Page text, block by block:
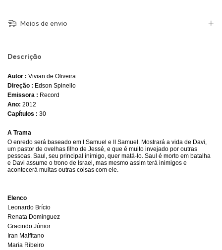
Meios de envio
Descrição
Autor : Vivian de Oliveira
Direção : Edson Spinello
Emissora : Record
Ano: 2012
Capítulos : 30
A Trama
O enredo será baseado em I Samuel e II Samuel. Mostrará a vida de Davi,
um pastor de ovelhas filho de Jessé, e que é muito invejado por outras
pessoas. Saul, seu principal inimigo, quer matá-lo. Saul é morto em batalha
e Davi assume o trono de Israel, mas mesmo assim terá inimigos e
acontecerá muitas outras coisas com ele.
Elenco
Leonardo Brício
Renata Dominguez
Gracindo Júnior
Iran Malfitano
Maria Ribeiro